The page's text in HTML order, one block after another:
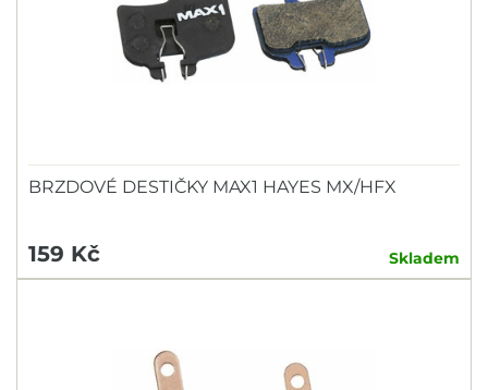
BRZDOVÉ DESTIČKY MAX1 HAYES MX/HFX
159 Kč Skladem